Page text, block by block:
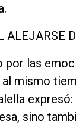
ALEJARSE
por las
al mismo
sino